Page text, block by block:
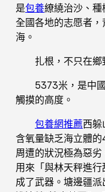
是包養繚繞治沙、種
全國各地的志愿者
海。
扎根，不只在鄉
5373米，是中
觸摸的高度。
包養網推薦西躲
含氧量缺乏海立體
周遭的狀況極為惡
用來「與林天秤進
成了武器。塘邊疆